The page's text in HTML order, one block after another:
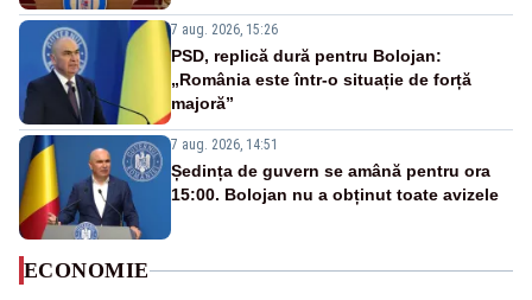
7 aug. 2026, 15:26
PSD, replică dură pentru Bolojan:
„România este într-o situație de forță
majoră”
7 aug. 2026, 14:51
Ședința de guvern se amână pentru ora
15:00. Bolojan nu a obținut toate avizele
ECONOMIE